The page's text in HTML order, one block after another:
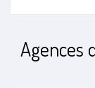
Agences